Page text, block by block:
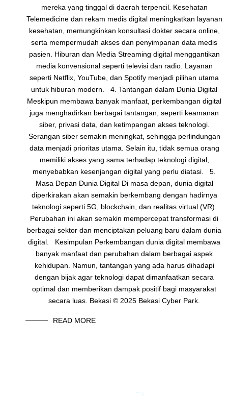
mereka yang tinggal di daerah terpencil. Kesehatan
Telemedicine dan rekam medis digital meningkatkan layanan
kesehatan, memungkinkan konsultasi dokter secara online,
serta mempermudah akses dan penyimpanan data medis
pasien. Hiburan dan Media Streaming digital menggantikan
media konvensional seperti televisi dan radio. Layanan
seperti Netflix, YouTube, dan Spotify menjadi pilihan utama
untuk hiburan modern. 4. Tantangan dalam Dunia Digital
Meskipun membawa banyak manfaat, perkembangan digital
juga menghadirkan berbagai tantangan, seperti keamanan
siber, privasi data, dan ketimpangan akses teknologi.
Serangan siber semakin meningkat, sehingga perlindungan
data menjadi prioritas utama. Selain itu, tidak semua orang
memiliki akses yang sama terhadap teknologi digital,
menyebabkan kesenjangan digital yang perlu diatasi. 5.
Masa Depan Dunia Digital Di masa depan, dunia digital
diperkirakan akan semakin berkembang dengan hadirnya
teknologi seperti 5G, blockchain, dan realitas virtual (VR).
Perubahan ini akan semakin mempercepat transformasi di
berbagai sektor dan menciptakan peluang baru dalam dunia
digital. Kesimpulan Perkembangan dunia digital membawa
banyak manfaat dan perubahan dalam berbagai aspek
kehidupan. Namun, tantangan yang ada harus dihadapi
dengan bijak agar teknologi dapat dimanfaatkan secara
optimal dan memberikan dampak positif bagi masyarakat
secara luas. Bekasi © 2025 Bekasi Cyber Park.
READ MORE